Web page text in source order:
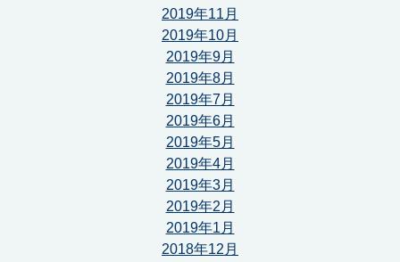
2019年11月
2019年10月
2019年9月
2019年8月
2019年7月
2019年6月
2019年5月
2019年4月
2019年3月
2019年2月
2019年1月
2018年12月